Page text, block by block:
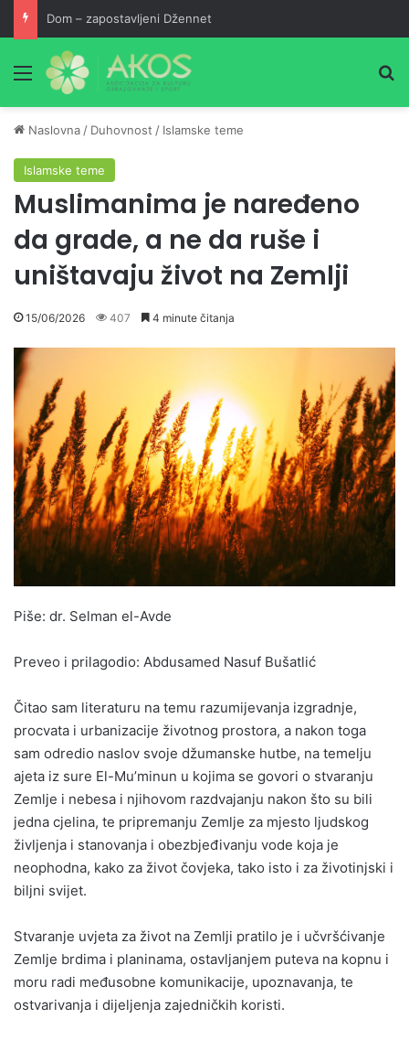
Dom – zapostavljeni Džennet
Meni
Naslovna / Duhovnost / Islamske teme
Islamske teme
Muslimanima je naređeno
da grade, a ne da ruše i
uništavaju život na Zemlji
15/06/2026 407 4 minute čitanja
Piše: dr. Selman el-Avde
Preveo i prilagodio: Abdusamed Nasuf Bušatlić
Čitao sam literaturu na temu razumijevanja izgradnje,
procvata i urbanizacije životnog prostora, a nakon toga
sam odredio naslov svoje džumanske hutbe, na temelju
ajeta iz sure El-Mu’minun u kojima se govori o stvaranju
Zemlje i nebesa i njihovom razdvajanju nakon što su bili
jedna cjelina, te pripremanju Zemlje za mjesto ljudskog
življenja i stanovanja i obezbjeđivanju vode koja je
neophodna, kako za život čovjeka, tako isto i za životinjski i
biljni svijet.
Stvaranje uvjeta za život na Zemlji pratilo je i učvršćivanje
Zemlje brdima i planinama, ostavljanjem puteva na kopnu i
moru radi međusobne komunikacije, upoznavanja, te
ostvarivanja i dijeljenja zajedničkih koristi.